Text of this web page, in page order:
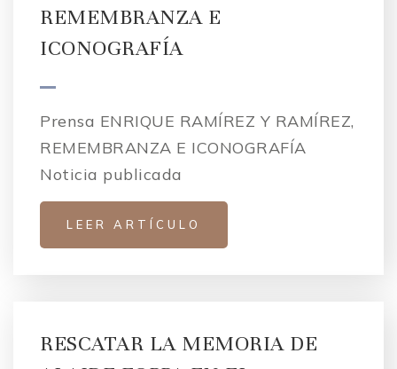
REMEMBRANZA E
ICONOGRAFÍA
Prensa ENRIQUE RAMÍREZ Y RAMÍREZ,
REMEMBRANZA E ICONOGRAFÍA
Noticia publicada
LEER ARTÍCULO
RESCATAR LA MEMORIA DE